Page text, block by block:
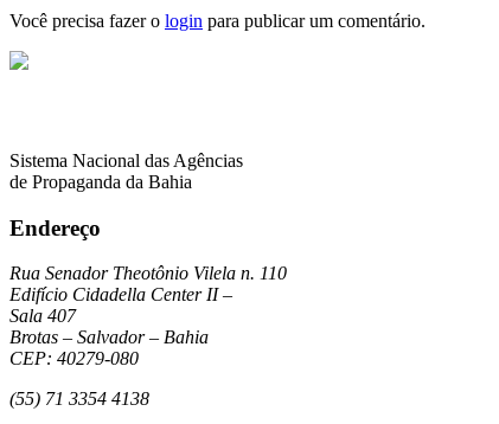
Você precisa fazer o login para publicar um comentário.
Sistema Nacional das Agências
de Propaganda da Bahia
Endereço
Rua Senador Theotônio Vilela n. 110
Edifício Cidadella Center II –
Sala 407
Brotas – Salvador – Bahia
CEP: 40279-080
(55) 71 3354 4138